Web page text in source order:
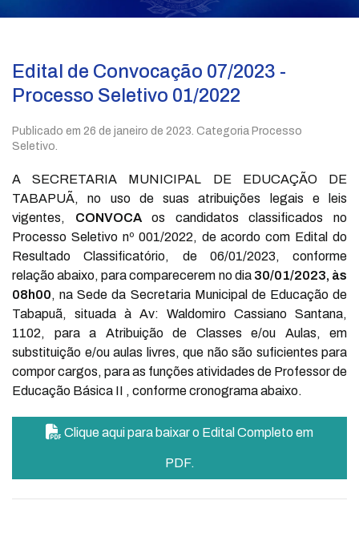
Edital de Convocação 07/2023 -
Processo Seletivo 01/2022
Publicado em 26 de janeiro de 2023 . Categoria Processo
Seletivo.
A SECRETARIA MUNICIPAL DE EDUCAÇÃO DE
TABAPUÃ, no uso de suas atribuições legais e leis
vigentes, CONVOCAos candidatos classificados no
Processo Seletivo nº 001/2022, de acordo com Edital do
Resultado Classificatório, de 06/01/2023, conforme
relação abaixo, para comparecerem no dia 30/01/2023, às
08h00, na Sede da Secretaria Municipal de Educação de
Tabapuã, situada à Av: Waldomiro Cassiano Santana,
1102, para a Atribuição de Classes e/ou Aulas, em
substituição e/ou aulas livres, que não são suficientes para
compor cargos, para as funções atividades de Professor de
Educação Básica II , conforme cronograma abaixo.
Clique aqui para baixar o Edital Completo em
PDF.